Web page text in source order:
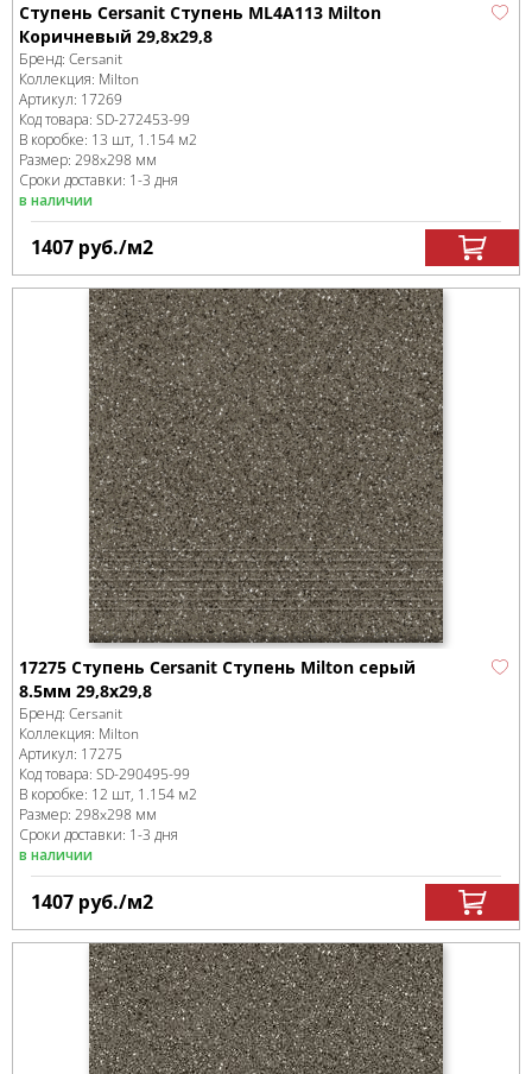
Ступень Cersanit Ступень ML4A113 Milton
Коричневый 29,8x29,8
Бренд: Cersanit
Коллекция: Milton
Артикул: 17269
Код товара: SD-272453-99
В коробке: 13 шт, 1.154 м2
Размер: 298x298 мм
Сроки доставки: 1-3 дня
в наличии
1407 руб./м2
17275 Ступень Cersanit Ступень Milton серый
8.5мм 29,8x29,8
Бренд: Cersanit
Коллекция: Milton
Артикул: 17275
Код товара: SD-290495-99
В коробке: 12 шт, 1.154 м2
Размер: 298x298 мм
Сроки доставки: 1-3 дня
в наличии
1407 руб./м2